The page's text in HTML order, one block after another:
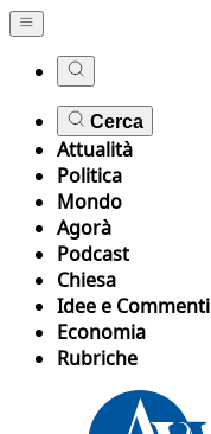
Cerca
Attualità
Politica
Mondo
Agorà
Podcast
Chiesa
Idee e Commenti
Economia
Rubriche